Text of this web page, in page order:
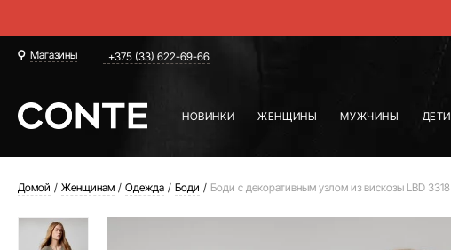
Магазины +375 (33) 622-69-66
НОВИНКИ ЖЕНЩИНЫ МУЖЧИНЫ ДЕТИ
Домой Женщинам Одежда Боди Боди с декоративным узлом из вискозы LBD 3318